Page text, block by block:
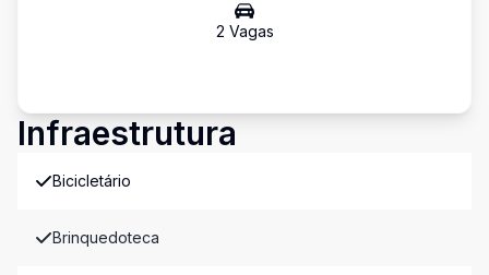
2 Vagas
Infraestrutura
Bicicletário
Brinquedoteca